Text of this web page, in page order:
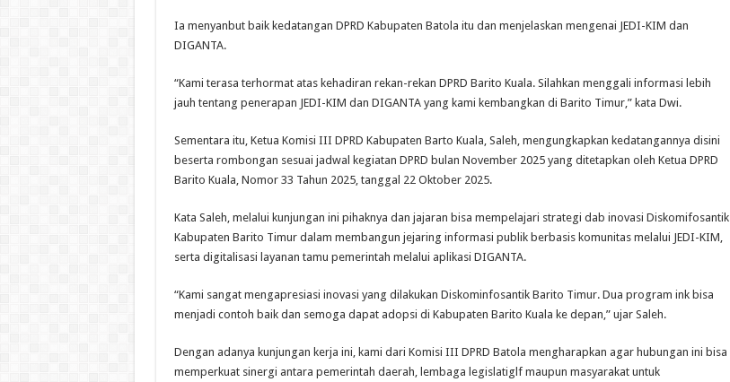
Ia menyanbut baik kedatangan DPRD Kabupaten Batola itu dan menjelaskan mengenai JEDI-KIM dan
DIGANTA.
“Kami terasa terhormat atas kehadiran rekan-rekan DPRD Barito Kuala. Silahkan menggali informasi lebih
jauh tentang penerapan JEDI-KIM dan DIGANTA yang kami kembangkan di Barito Timur,” kata Dwi.
Sementara itu, Ketua Komisi III DPRD Kabupaten Barto Kuala, Saleh, mengungkapkan kedatangannya disini
beserta rombongan sesuai jadwal kegiatan DPRD bulan November 2025 yang ditetapkan oleh Ketua DPRD
Barito Kuala, Nomor 33 Tahun 2025, tanggal 22 Oktober 2025.
Kata Saleh, melalui kunjungan ini pihaknya dan jajaran bisa mempelajari strategi dab inovasi Diskomifosantik
Kabupaten Barito Timur dalam membangun jejaring informasi publik berbasis komunitas melalui JEDI-KIM,
serta digitalisasi layanan tamu pemerintah melalui aplikasi DIGANTA.
“Kami sangat mengapresiasi inovasi yang dilakukan Diskominfosantik Barito Timur. Dua program ink bisa
menjadi contoh baik dan semoga dapat adopsi di Kabupaten Barito Kuala ke depan,” ujar Saleh.
Dengan adanya kunjungan kerja ini, kami dari Komisi III DPRD Batola mengharapkan agar hubungan ini bisa
memperkuat sinergi antara pemerintah daerah, lembaga legislatiglf maupun masyarakat untuk